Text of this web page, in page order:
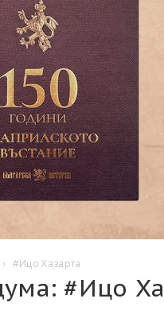
#Ицо Хазарта
#Ицо